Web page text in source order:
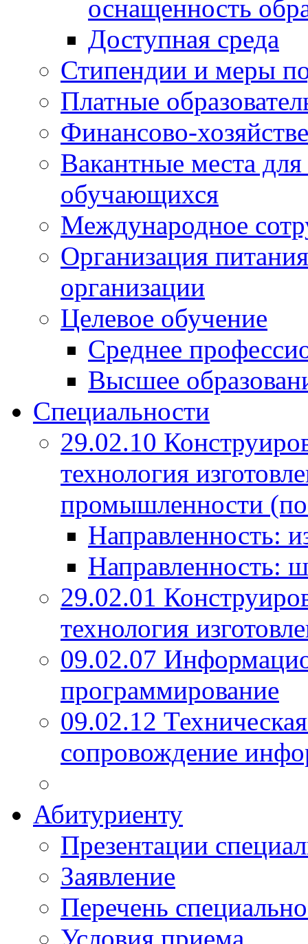
оснащенность
Доступная среда
Стипендии и меры
Платные
Финансово-
Вакантные места
обучающихся
Международное
Организация
организации
Целевое обучение
Среднее
Высшее
Специальности
29.02.10
технология
промышленности
Направленность:
Направленность:
29.02.01
технология
09.02.07
программирование
09.02.12
сопровождение
Абитуриенту
Презентации
Заявление
Перечень